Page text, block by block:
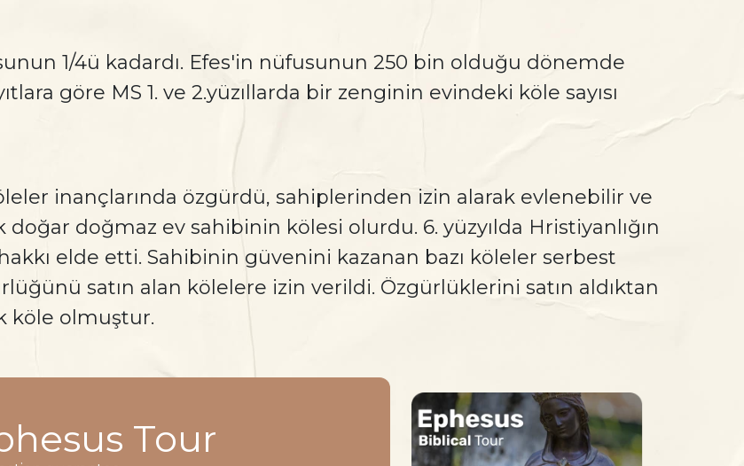
1/4ü kadardı. Efes'in nüfusunun 250 bin olduğu dönemde
göre MS 1. ve 2.yüzıllarda bir zenginin evindeki köle sayısı
inançlarında özgürdü, sahiplerinden izin alarak evlenebilir ve
doğmaz ev sahibinin kölesi olurdu. 6. yüzyılda Hristiyanlığın
elde etti. Sahibinin güvenini kazanan bazı köleler serbest
satın alan kölelere izin verildi. Özgürlüklerini satın aldıktan
köle olmuştur.
Tour